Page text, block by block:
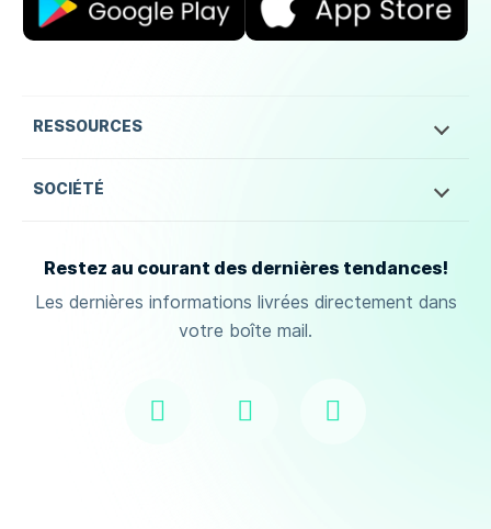
RESSOURCES
SOCIÉTÉ
Restez au courant des dernières tendances!
Les dernières informations livrées directement dans
votre boîte mail.